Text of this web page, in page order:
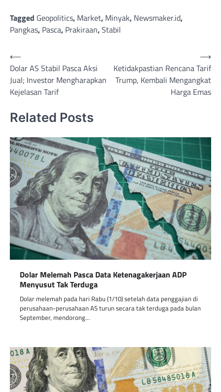
Tagged Geopolitics, Market, Minyak, Newsmaker.id,
Pangkas, Pasca, Prakiraan,Stabil
Post
navigation
⟵
Dolar AS Stabil Pasca Aksi
Jual; Investor Mengharapkan
Kejelasan Tarif
Ketidakpastian Rencana Tarif
Trump, Kembali Mengangkat
Harga Emas
⟶
Related Posts
Dolar Melemah Pasca Data Ketenagakerjaan ADP
Menyusut Tak Terduga
Dolar melemah pada hari Rabu (1/10) setelah data penggajian di
perusahaan-perusahaan AS turun secara tak terduga pada bulan
September, mendorong…